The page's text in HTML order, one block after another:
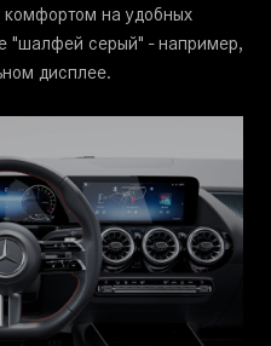
на удобных
"шалфей серый" - например,
дисплее.